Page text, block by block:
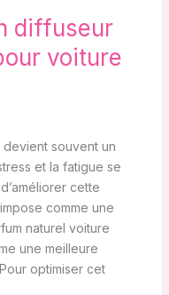
diffuseur
voiture
souvent un
et la fatigue se
cette
comme une
naturel voiture
une meilleure
optimiser cet